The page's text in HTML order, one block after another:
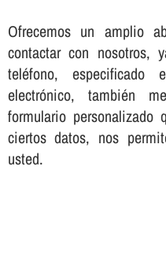
Ofrecemos un amplio
contactar con nosotros,
teléfono,
electrónico, también
formulario
ciertos datos, nos
usted.